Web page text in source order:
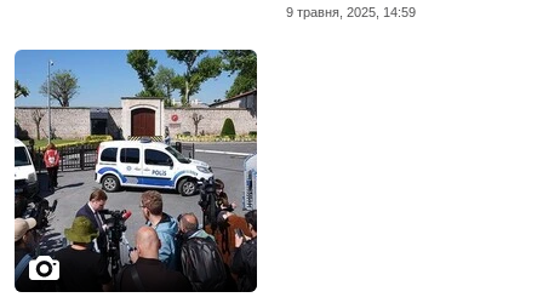
9 травня, 2025, 14:59